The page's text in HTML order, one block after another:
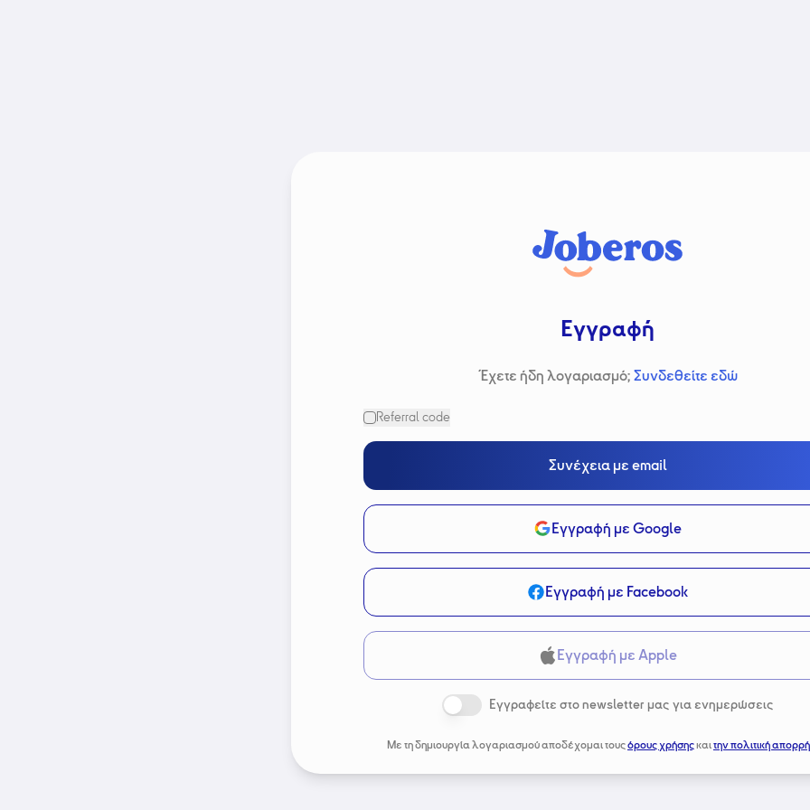
Εγγραφή
Έχετε ήδη λογαριασμό; Συνδεθείτε εδώ
Referral code
Συνέχεια με email
Εγγραφή με Google
Εγγραφή με Facebook
Εγγραφή με Apple
Εγγραφείτε στο newsletter μας για ενημερώσεις
Με τη δημιουργία λογαριασμού αποδέχομαι τουςόρους χρήσηςκαιτην πολιτική